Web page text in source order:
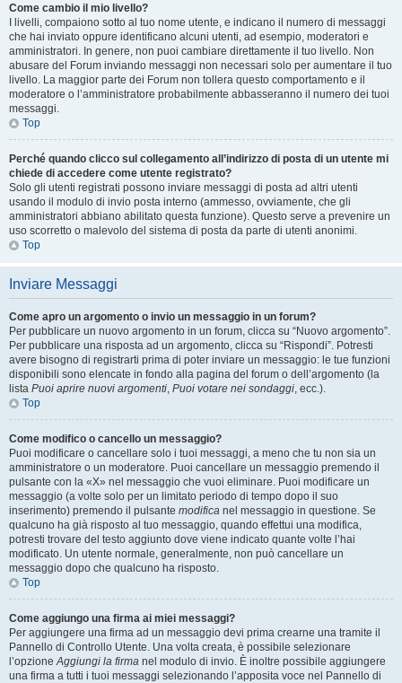
Come cambio il mio livello?
I livelli, compaiono sotto al tuo nome utente, e indicano il numero di messaggi
che hai inviato oppure identificano alcuni utenti, ad esempio, moderatori e
amministratori. In genere, non puoi cambiare direttamente il tuo livello. Non
abusare del Forum inviando messaggi non necessari solo per aumentare il tuo
livello. La maggior parte dei Forum non tollera questo comportamento e il
moderatore o l’amministratore probabilmente abbasseranno il numero dei tuoi
messaggi.
Top
Perché quando clicco sul collegamento all’indirizzo di posta di un utente mi
chiede di accedere come utente registrato?
Solo gli utenti registrati possono inviare messaggi di posta ad altri utenti
usando il modulo di invio posta interno (ammesso, ovviamente, che gli
amministratori abbiano abilitato questa funzione). Questo serve a prevenire un
uso scorretto o malevolo del sistema di posta da parte di utenti anonimi.
Top
Inviare Messaggi
Come apro un argomento o invio un messaggio in un forum?
Per pubblicare un nuovo argomento in un forum, clicca su “Nuovo argomento”.
Per pubblicare una risposta ad un argomento, clicca su “Rispondi”. Potresti
avere bisogno di registrarti prima di poter inviare un messaggio: le tue funzioni
disponibili sono elencate in fondo alla pagina del forum o dell’argomento (la
lista Puoi aprire nuovi argomenti, Puoi votare nei sondaggi, ecc.).
Top
Come modifico o cancello un messaggio?
Puoi modificare o cancellare solo i tuoi messaggi, a meno che tu non sia un
amministratore o un moderatore. Puoi cancellare un messaggio premendo il
pulsante con la «X» nel messaggio che vuoi eliminare. Puoi modificare un
messaggio (a volte solo per un limitato periodo di tempo dopo il suo
inserimento) premendo il pulsante modifica nel messaggio in questione. Se
qualcuno ha già risposto al tuo messaggio, quando effettui una modifica,
potresti trovare del testo aggiunto dove viene indicato quante volte l’hai
modificato. Un utente normale, generalmente, non può cancellare un
messaggio dopo che qualcuno ha risposto.
Top
Come aggiungo una firma ai miei messaggi?
Per aggiungere una firma ad un messaggio devi prima crearne una tramite il
Pannello di Controllo Utente. Una volta creata, è possibile selezionare
l’opzioneAggiungi la firma nel modulo di invio. È inoltre possibile aggiungere
una firma a tutti i tuoi messaggi selezionando l’apposita voce nel Pannello di